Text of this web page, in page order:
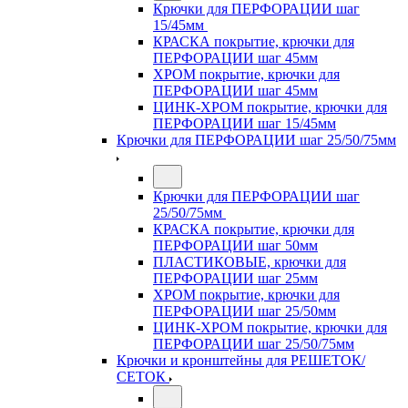
Крючки для ПЕРФОРАЦИИ шаг
15/45мм
КРАСКА покрытие, крючки для
ПЕРФОРАЦИИ шаг 45мм
ХРОМ покрытие, крючки для
ПЕРФОРАЦИИ шаг 45мм
ЦИНК-ХРОМ покрытие, крючки для
ПЕРФОРАЦИИ шаг 15/45мм
Крючки для ПЕРФОРАЦИИ шаг 25/50/75мм
Крючки для ПЕРФОРАЦИИ шаг
25/50/75мм
КРАСКА покрытие, крючки для
ПЕРФОРАЦИИ шаг 50мм
ПЛАСТИКОВЫЕ, крючки для
ПЕРФОРАЦИИ шаг 25мм
ХРОМ покрытие, крючки для
ПЕРФОРАЦИИ шаг 25/50мм
ЦИНК-ХРОМ покрытие, крючки для
ПЕРФОРАЦИИ шаг 25/50/75мм
Крючки и кронштейны для РЕШЕТОК/
СЕТОК